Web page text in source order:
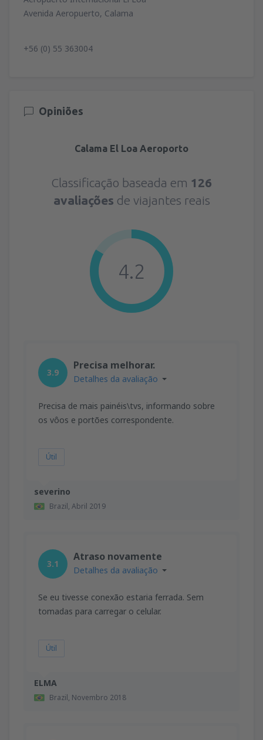
Avenida Aeropuerto, Calama
+56 (0) 55 363004
Opiniões
Calama El Loa Aeroporto
Classificação baseada em 126
avaliações de viajantes reais
4.2
severino
Brazil, Abril 2019
3.9
Precisa melhorar.
Detalhes da avaliação
Precisa de mais painéis\tvs, informando sobre
os vôos e portões correspondente.
Útil
ELMA
Brazil, Novembro 2018
3.1
Atraso novamente
Detalhes da avaliação
Se eu tivesse conexão estaria ferrada. Sem
tomadas para carregar o celular.
Útil